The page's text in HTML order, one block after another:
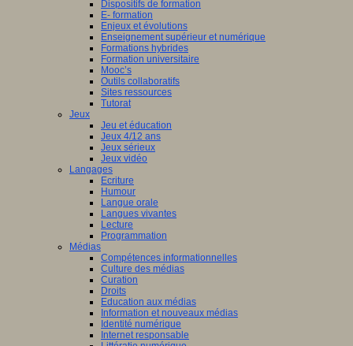
Dispositifs de formation
E- formation
Enjeux et évolutions
Enseignement supérieur et numérique
Formations hybrides
Formation universitaire
Mooc’s
Outils collaboratifs
Sites ressources
Tutorat
Jeux
Jeu et éducation
Jeux 4/12 ans
Jeux sérieux
Jeux vidéo
Langages
Ecriture
Humour
Langue orale
Langues vivantes
Lecture
Programmation
Médias
Compétences informationnelles
Culture des médias
Curation
Droits
Education aux médias
Information et nouveaux médias
Identité numérique
Internet responsable